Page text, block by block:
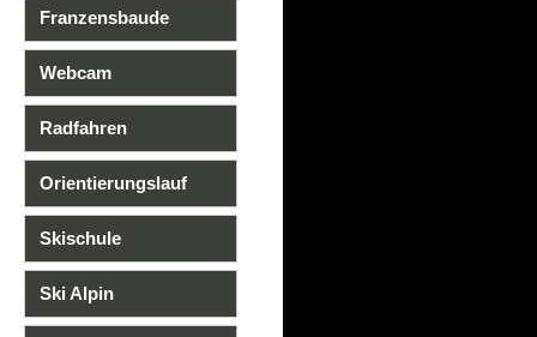
Franzensbaude
Webcam
Radfahren
Orientierungslauf
Skischule
Ski Alpin